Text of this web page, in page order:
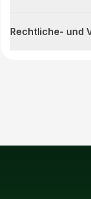
Rechtliche- und